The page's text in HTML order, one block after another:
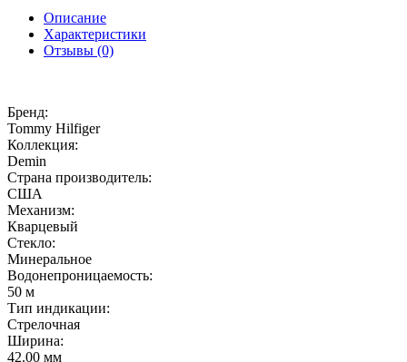
Описание
Характеристики
Отзывы (0)
Бренд:
Tommy Hilfiger
Коллекция:
Demin
Страна производитель:
США
Механизм:
Кварцевый
Стекло:
Минеральное
Водонепроницаемость:
50 м
Тип индикации:
Стрелочная
Ширина:
42.00 мм